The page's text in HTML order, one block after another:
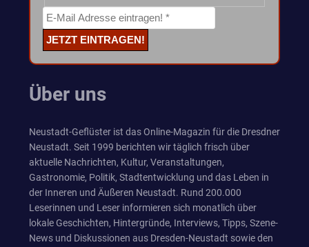
Über uns
Neustadt-Geflüster ist das Online-Magazin für die Dresdner
Neustadt. Seit 1999 berichten wir täglich frisch über
aktuelle Nachrichten, Kultur, Veranstaltungen,
Gastronomie, Politik, Stadtentwicklung und das Leben in
der Inneren und Äußeren Neustadt. Rund 200.000
Leserinnen und Leser informieren sich monatlich über
lokale Geschichten, Hintergründe, Interviews, Tipps, Szene-
News und Diskussionen aus Dresden-Neustadt sowie den